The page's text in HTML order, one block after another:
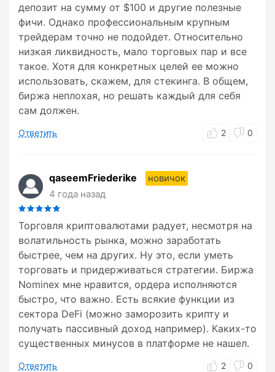
депозит на сумму от $100 и другие полезные
фичи. Однако профессиональным крупным
трейдерам точно не подойдет. Относительно
низкая ликвидность, мало торговых пар и все
такое. Хотя для конкретных целей ее можно
использовать, скажем, для стекинга. В общем,
биржа неплохая, но решать каждый для себя
сам должен.
Ответить 2 0
qaseemFriederike
новичок
4 года назад
Торговля криптовалютами радует, несмотря на
волатильность рынка, можно заработать
быстрее, чем на других. Ну это, если уметь
торговать и придерживаться стратегии. Биржа
Nominex мне нравится, ордера исполняются
быстро, что важно. Есть всякие функции из
сектора DeFi (можно заморозить крипту и
получать пассивный доход например). Каких-то
существенных минусов в платформе не нашел.
Ответить 2 0